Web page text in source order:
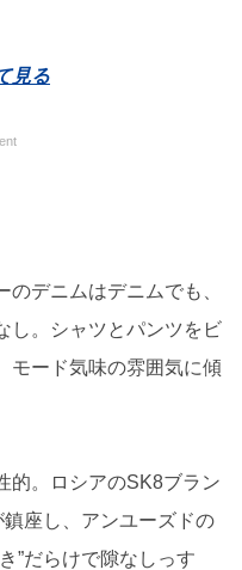
見る
デニムはデニムでも、
し。シャツとパンツをビ
モード気味の雰囲気に傾
的。ロシアのSK8ブラン
座し、アンユーズドの
”だらけで隙なしっす